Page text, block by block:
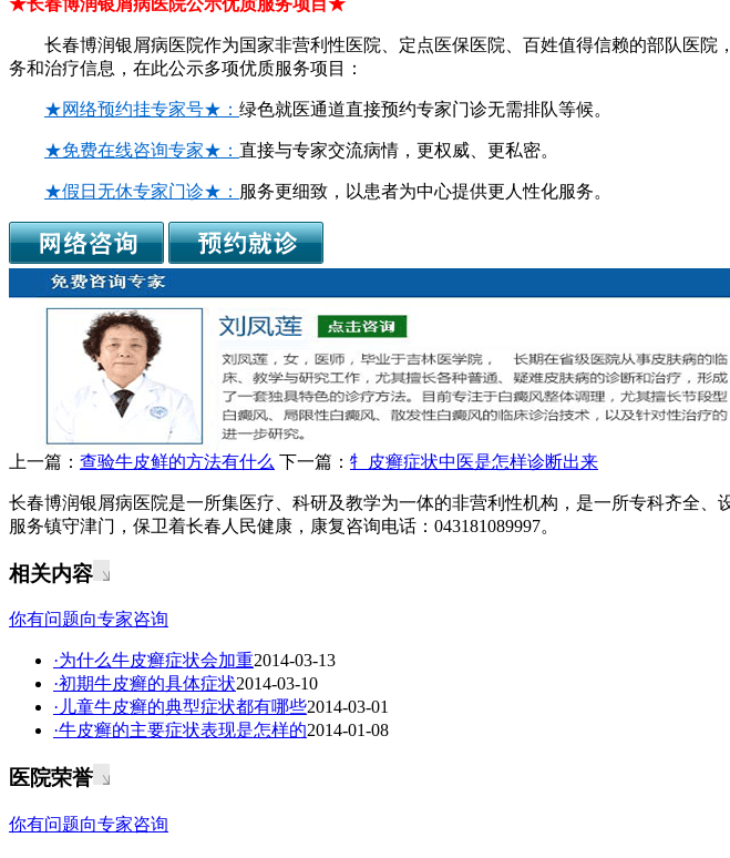
长春博润银屑病医院作为国家非营利性医院、定点医保医院、百姓值得信赖的部队医院
务和治疗信息，在此公示多项优质服务项目：
★网络预约挂专家号★： 绿色就医通道直接预约专家门诊无需排队等候。
★免费在线咨询专家★： 直接与专家交流病情，更权威、更私密。
★假日无休专家门诊★： 服务更细致，以患者为中心提供更人性化服务。
上一篇： 查验牛皮鲜的方法有什么 下一篇： 牜皮癣症状中医是怎样诊断出来
长春博润银屑病医院是一所集医疗、科研及教学为一体的非营利性机构，是一所专科齐全
服务镇守津门，保卫着长春人民健康，康复咨询电话：043181089997。
相关内容
你有问题向专家咨询
·为什么牛皮癣症状会加重2014-03-13
·初期牛皮癣的具体症状2014-03-10
·儿童牛皮癣的典型症状都有哪些2014-03-01
·牛皮癣的主要症状表现是怎样的2014-01-08
医院荣誉
你有问题向专家咨询